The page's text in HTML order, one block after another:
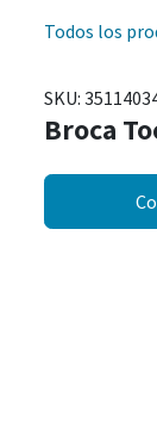
Todos los
SKU:
Broca